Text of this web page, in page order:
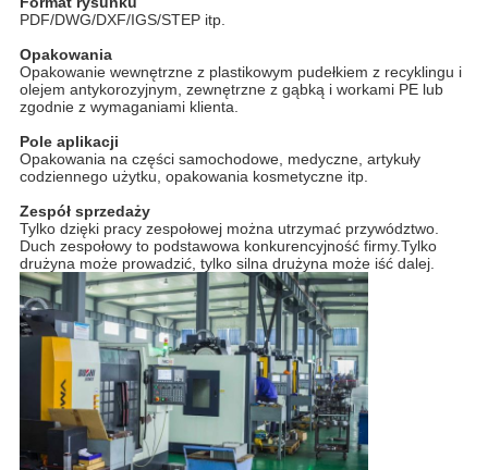
PDF/DWG/DXF/IGS/STEP itp.
Opakowania
Opakowanie wewnętrzne z plastikowym pudełkiem z recyklingu i
olejem antykorozyjnym, zewnętrzne z gąbką i workami PE lub
zgodnie z wymaganiami klienta.
Pole aplikacji
Opakowania na części samochodowe, medyczne, artykuły
codziennego użytku, opakowania kosmetyczne itp.
Zespół sprzedaży
Tylko dzięki pracy zespołowej można utrzymać przywództwo.
Duch zespołowy to podstawowa konkurencyjność firmy.Tylko
drużyna może prowadzić, tylko silna drużyna może iść dalej.